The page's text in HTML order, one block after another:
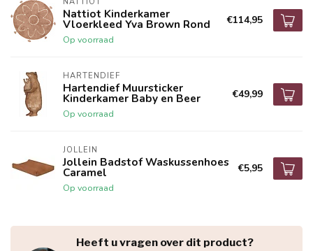
Nattiot Kinderkamer
Vloerkleed Yva Brown Rond
Op voorraad
€114,95
HARTENDIEF
Hartendief Muursticker
Kinderkamer Baby en Beer
Op voorraad
€49,99
JOLLEIN
Jollein Badstof Waskussenhoes
Caramel
Op voorraad
€5,95
Heeft u vragen over dit product?